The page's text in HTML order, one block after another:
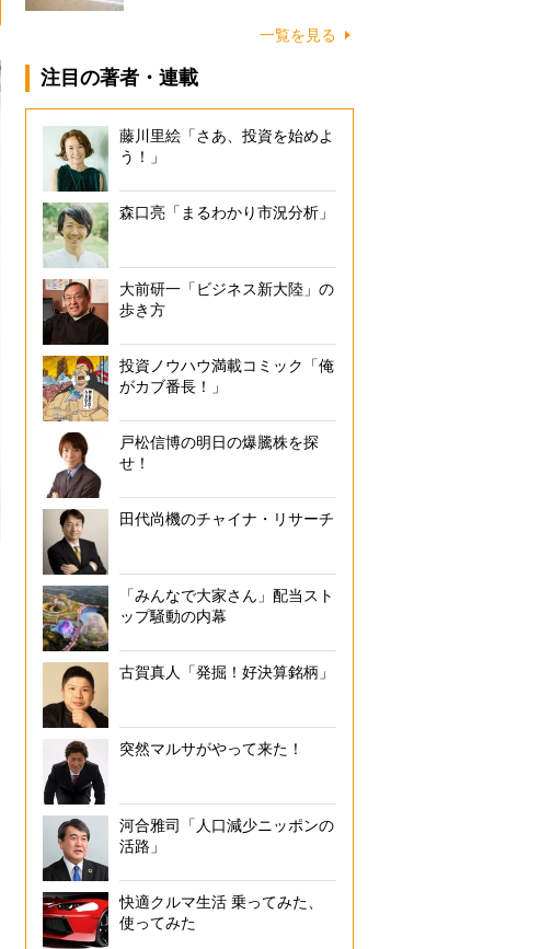
「空いていても座らずにドア横を目指す」「スマホの画面を周りに見られたく
す理由は様々（イメージ）
一覧を見る
注目の著者・連載
藤川里絵「さあ、投資を始めよ
う！」
森口亮「まるわかり市況分析」
大前研一「ビジネス新大陸」の
歩き方
投資ノウハウ満載コミック「俺
がカブ番長！」
戸松信博の明日の爆騰株を探
せ！
田代尚機のチャイナ・リサーチ
「みんなで大家さん」配当スト
ップ騒動の内幕
古賀真人「発掘！好決算銘柄」
突然マルサがやって来た！
河合雅司「人口減少ニッポンの
活路」
快適クルマ生活 乗ってみた、
使ってみた